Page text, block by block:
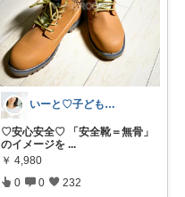
いーと♡子ども日用品/スイーツギフト/猫
♡安心安全♡ 「安全靴＝無骨」
のイメージを ...
￥ 4,980
0 0 232